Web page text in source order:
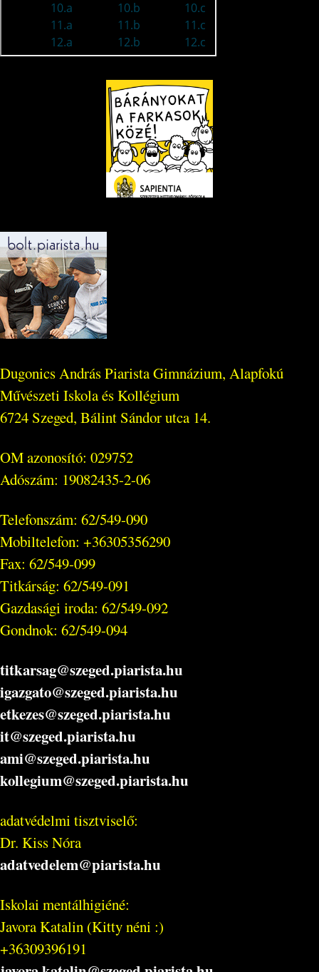
Dugonics András Piarista Gimnázium, Alapfokú
Művészeti Iskola és Kollégium
6724 Szeged, Bálint Sándor utca 14.
OM azonosító: 029752
Adószám: 19082435-2-06
Telefonszám: 62/549-090
Mobiltelefon: +36305356290
Fax: 62/549-099
Titkárság: 62/549-091
Gazdasági iroda: 62/549-092
Gondnok: 62/549-094
titkarsag@szeged.piarista.hu
igazgato@szeged.piarista.hu
etkezes@szeged.piarista.hu
it@szeged.piarista.hu
ami@szeged.piarista.hu
kollegium@szeged.piarista.hu
adatvédelmi tisztviselő:
Dr. Kiss Nóra
adatvedelem@piarista.hu
Iskolai mentálhigiéné:
Javora Katalin (Kitty néni :)
+36309396191